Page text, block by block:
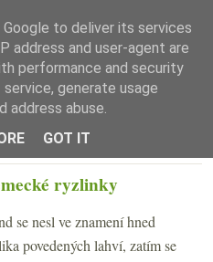
ryzlinky
se nesl ve znamení hned
povedených lahví, zatím se
to deliver its services
address and user-agent are
performance and security
generate usage
abuse.
GOT IT